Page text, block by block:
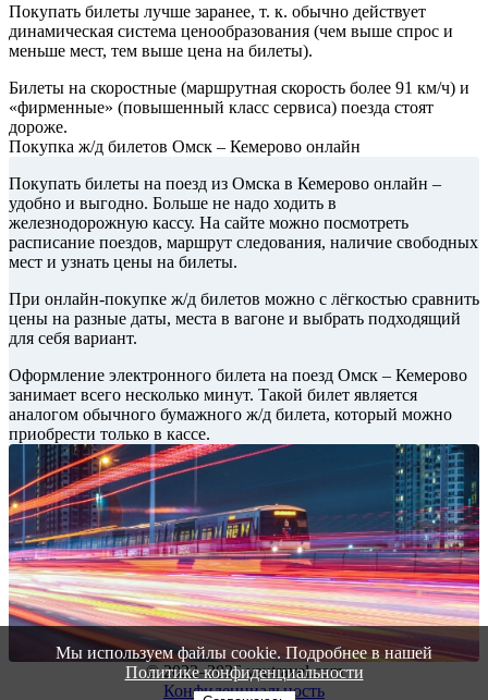
Покупать билеты лучше заранее, т. к. обычно действует
динамическая система ценообразования (чем выше спрос и
меньше мест, тем выше цена на билеты).
Билеты на скоростные (маршрутная скорость более 91 км/ч) и
«фирменные» (повышенный класс сервиса) поезда стоят
дороже.
Покупка ж/д билетов Омск – Кемерово онлайн
Покупать билеты на поезд из Омска в Кемерово онлайн –
удобно и выгодно. Больше не надо ходить в
железнодорожную кассу. На сайте можно посмотреть
расписание поездов, маршрут следования, наличие свободных
мест и узнать цены на билеты.
При онлайн-покупке ж/д билетов можно с лёгкостью сравнить
цены на разные даты, места в вагоне и выбрать подходящий
для себя вариант.
Оформление электронного билета на поезд Омск – Кемерово
занимает всего несколько минут. Такой билет является
аналогом обычного бумажного ж/д билета, который можно
приобрести только в кассе.
© 2022–2026 vautravel.com
Конфиденциальность
Мы используем файлы cookie. Подробнее в нашей
Политике конфиденциальности